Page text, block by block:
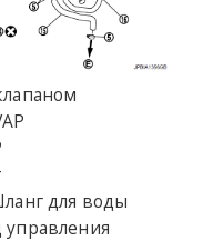
для воды